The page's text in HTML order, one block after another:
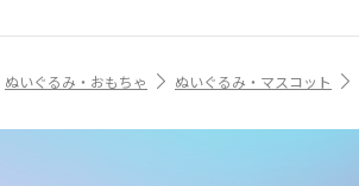
ぬいぐるみ・おもちゃ ぬいぐるみ・マスコット